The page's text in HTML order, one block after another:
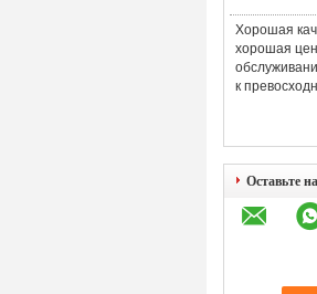
Хорошая
хорошая
к
Оставьте